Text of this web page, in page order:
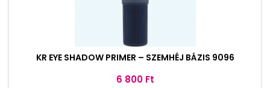
KR EYE SHADOW PRIMER – SZEMHÉJ BÁZIS 9096
Ár
6 800 Ft